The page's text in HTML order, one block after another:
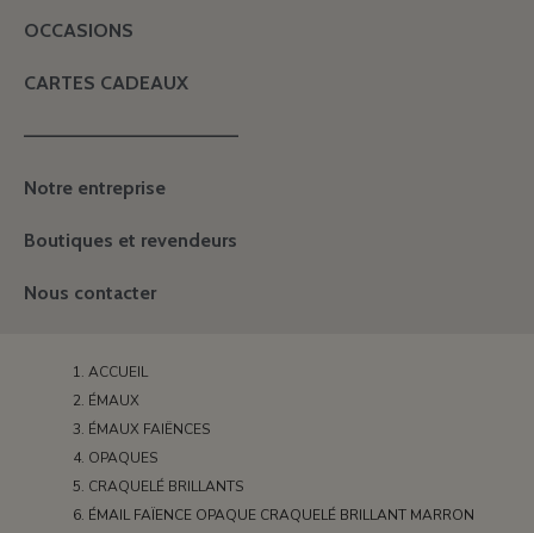
OCCASIONS
CARTES CADEAUX
———————————————
Notre entreprise
Boutiques et revendeurs
Nous contacter
ACCUEIL
ÉMAUX
ÉMAUX FAIËNCES
OPAQUES
CRAQUELÉ BRILLANTS
ÉMAIL FAÏENCE OPAQUE CRAQUELÉ BRILLANT MARRON